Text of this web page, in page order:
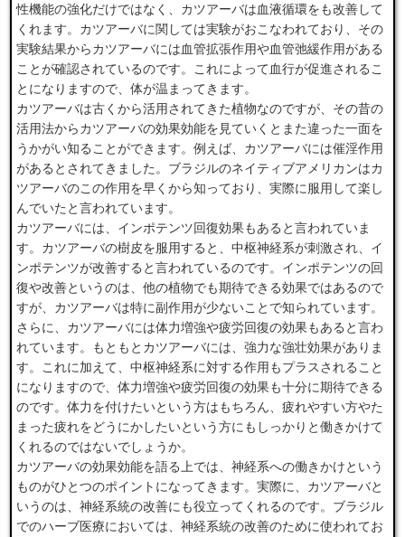
性機能の強化だけではなく、カツアーバは血液循環をも改善して
くれます。カツアーバに関しては実験がおこなわれており、その
実験結果からカツアーバには血管拡張作用や血管弛緩作用がある
ことが確認されているのです。これによって血行が促進されるこ
とになりますので、体が温まってきます。
カツアーバは古くから活用されてきた植物なのですが、その昔の
活用法からカツアーバの効果効能を見ていくとまた違った一面を
うかがい知ることができます。例えば、カツアーバには催淫作用
があるとされてきました。ブラジルのネイティブアメリカンはカ
ツアーバのこの作用を早くから知っており、実際に服用して楽し
んでいたと言われています。
カツアーバには、インポテンツ回復効果もあると言われていま
す。カツアーバの樹皮を服用すると、中枢神経系が刺激され、イ
ンポテンツが改善すると言われているのです。インポテンツの回
復や改善というのは、他の植物でも期待できる効果ではあるので
すが、カツアーバは特に副作用が少ないことで知られています。
さらに、カツアーバには体力増強や疲労回復の効果もあると言わ
れています。もともとカツアーバには、強力な強壮効果がありま
す。これに加えて、中枢神経系に対する作用もプラスされること
になりますので、体力増強や疲労回復の効果も十分に期待できる
のです。体力を付けたいという方はもちろん、疲れやすい方やた
まった疲れをどうにかしたいという方にもしっかりと働きかけて
くれるのではないでしょうか。
カツアーバの効果効能を語る上では、神経系への働きかけという
ものがひとつのポイントになってきます。実際に、カツアーバと
いうのは、神経系統の改善にも役立ってくれるのです。ブラジル
でのハーブ医療においては、神経系統の改善のために使われてお